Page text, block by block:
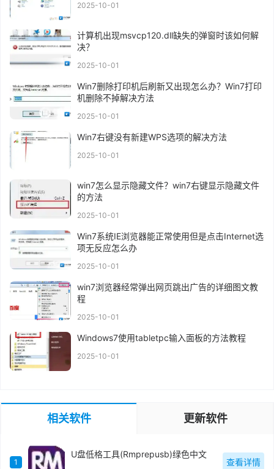
2025-10-01
计算机出现msvcp120.dll缺失的弹窗时该如何解
决？
2025-10-01
Win7删除打印机后刷新又出现怎么办？Win7打印
机删除不掉解决方法
2025-10-01
Win7右键没有新建WPS选项的解决方法
2025-10-01
win7怎么显示隐藏文件？win7右键显示隐藏文件
的方法
2025-10-01
Win7系统IE浏览器能正常使用但是点击Internet选
项无反应怎么办
2025-10-01
win7浏览器经常弹出网页跳出广告的详细图文教
程
2025-10-01
Windows7使用tabletpc输入面板的方法教程
2025-10-01
相关软件 更新软件
1
U盘低格工具(Rmprepusb)绿色中文
查看详情